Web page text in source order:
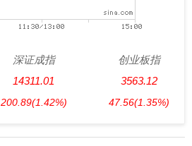
深证成指
14311.01
200.89(1.42%)
创业板指
3563.12
47.56(1.35%)